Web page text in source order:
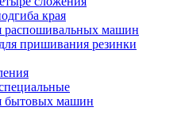
края
распошивальных машин
пришивания резинки
бытовых машин